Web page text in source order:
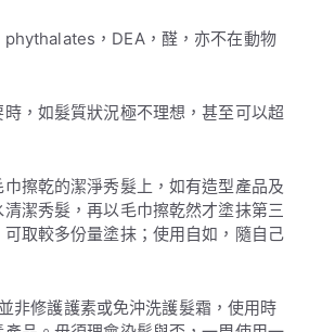
phythalates，DEA，醛，亦不在動物
，如髮質狀況極不理想，甚至可以超
擦乾的潔淨秀髮上，如有造型產品及
潔秀髮，再以毛巾擦乾然才塗抹第三
取較多份量塗抹；使用自如，隨自己
非修護護素或免沖洗護髮霜，使用時